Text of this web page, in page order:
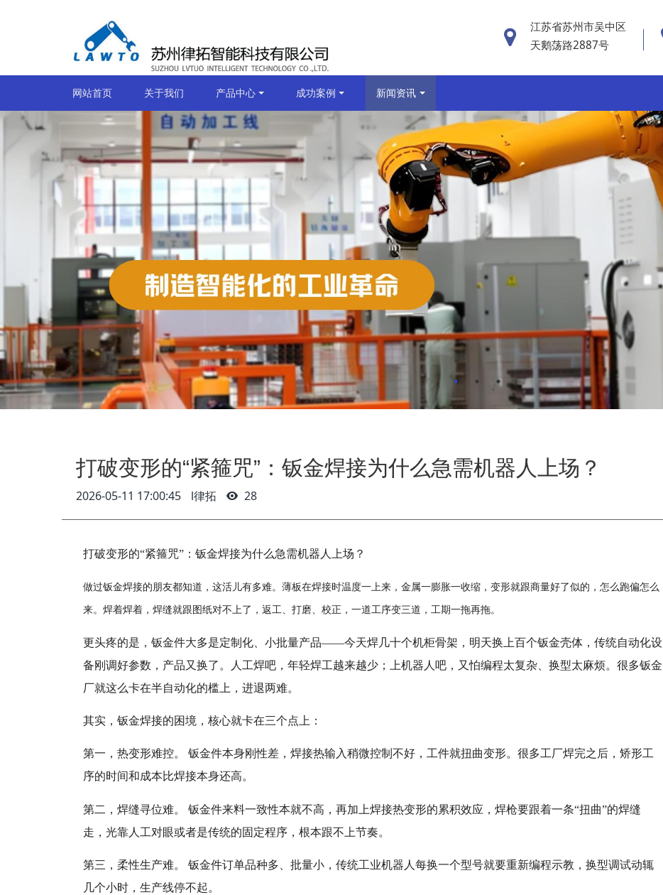
江苏省苏州市吴中区
天鹅荡路2887号
网站首页 关于我们 产品中心 成功案例 新闻资讯
打破变形的“紧箍咒”：钣金焊接为什么急需机器人上场？
2026-05-11 17:00:45 l律拓 28
打破变形的“紧箍咒”：钣金焊接为什么急需机器人上场？
做过钣金焊接的朋友都知道，这活儿有多难。薄板在焊接时温度一上来，金属一膨胀一收缩，变形就跟商量好了似的，怎么跑偏怎么
来。焊着焊着，焊缝就跟图纸对不上了，返工、打磨、校正，一道工序变三道，工期一拖再拖。
更头疼的是，钣金件大多是定制化、小批量产品——今天焊几十个机柜骨架，明天换上百个钣金壳体，传统自动化设
备刚调好参数，产品又换了。人工焊吧，年轻焊工越来越少；上机器人吧，又怕编程太复杂、换型太麻烦。很多钣金
厂就这么卡在半自动化的槛上，进退两难。
其实，钣金焊接的困境，核心就卡在三个点上：
第一，热变形难控。 钣金件本身刚性差，焊接热输入稍微控制不好，工件就扭曲变形。很多工厂焊完之后，矫形工
序的时间和成本比焊接本身还高。
第二，焊缝寻位难。 钣金件来料一致性本就不高，再加上焊接热变形的累积效应，焊枪要跟着一条“扭曲”的焊缝
走，光靠人工对眼或者是传统的固定程序，根本跟不上节奏。
第三，柔性生产难。 钣金件订单品种多、批量小，传统工业机器人每换一个型号就要重新编程示教，换型调试动辄
几个小时，生产线停不起。